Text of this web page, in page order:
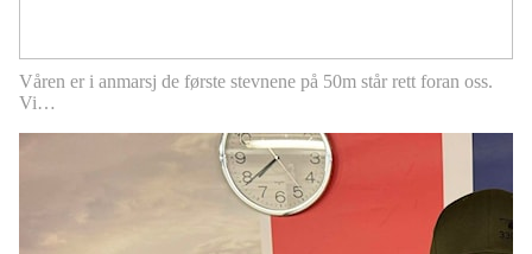
Våren er i anmarsj de første stevnene på 50m står rett foran oss.
Vi…